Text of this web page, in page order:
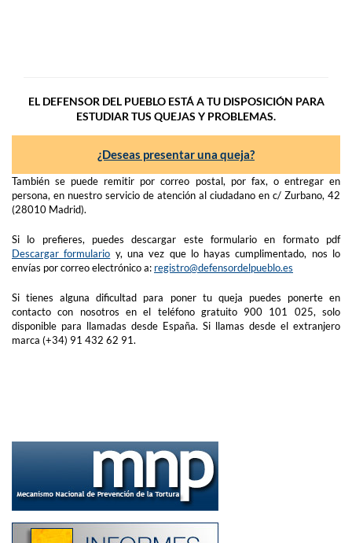
EL DEFENSOR DEL PUEBLO ESTÁ A TU DISPOSICIÓN PARA
ESTUDIAR TUS QUEJAS Y PROBLEMAS.
¿Deseas presentar una queja?
También se puede remitir por correo postal, por fax, o entregar en
persona, en nuestro servicio de atención al ciudadano en c/ Zurbano, 42
(28010 Madrid).
Si lo prefieres, puedes descargar este formulario en formato pdf
Descargar formulario y, una vez que lo hayas cumplimentado, nos lo
envías por correo electrónico a: registro@defensordelpueblo.es
Si tienes alguna dificultad para poner tu queja puedes ponerte en
contacto con nosotros en el teléfono gratuito 900 101 025, solo
disponible para llamadas desde España. Si llamas desde el extranjero
marca (+34) 91 432 62 91.
del
defensor
como
Mecanismo
Listado